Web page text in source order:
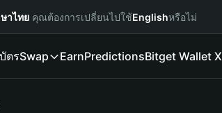
าไทย คุณต้องการเปลี่ยนไปใช้Englishหรือไม่
บัตรSwap EarnPredictionsBitget Wallet X